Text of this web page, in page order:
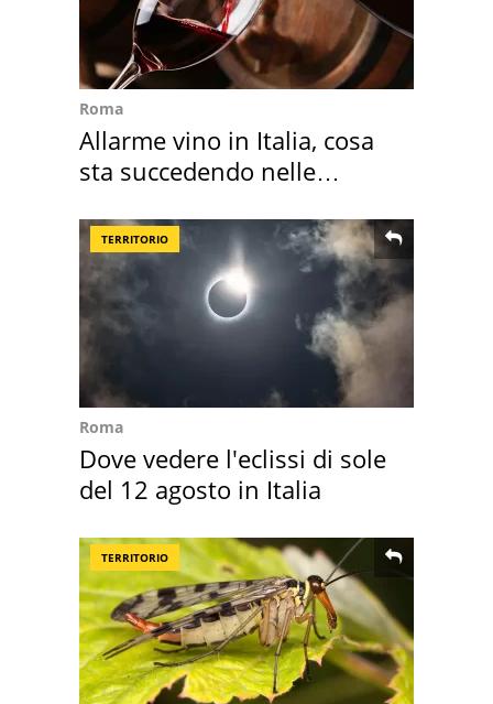
Roma
Allarme vino in Italia, cosa
sta succedendo nelle
TERRITORIO
Roma
Dove vedere l'eclissi di sole
del 12 agosto in Italia
TERRITORIO